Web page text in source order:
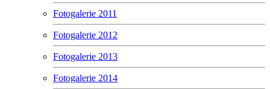
Fotogalerie 2011
Fotogalerie 2012
Fotogalerie 2013
Fotogalerie 2014